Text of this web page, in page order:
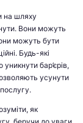
на шляху
Вони можуть
можуть бути
Будь-які
бар’єрів,
усунути
як